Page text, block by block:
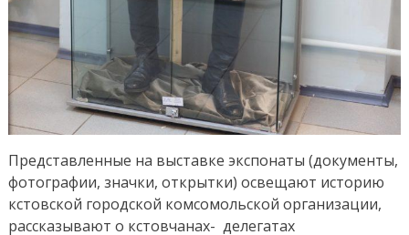
Представленные на выставке экспонаты (документы,
фотографии, значки, открытки) освещают историю
кстовской городской комсомольской организации,
рассказывают о кстовчанах- делегатах